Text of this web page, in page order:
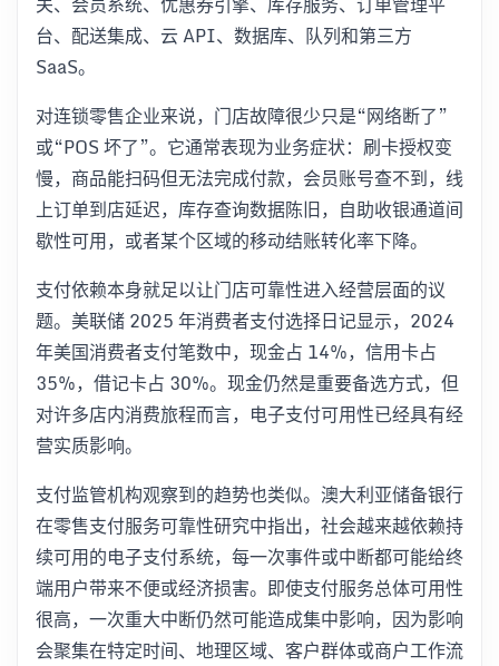
台、配送集成、云 API、数据库、队列和第三方
SaaS。
对连锁零售企业来说，门店故障很少只是“网络断了”
或“POS 坏了”。它通常表现为业务症状：刷卡授权变
慢，商品能扫码但无法完成付款，会员账号查不到，线
上订单到店延迟，库存查询数据陈旧，自助收银通道间
歇性可用，或者某个区域的移动结账转化率下降。
支付依赖本身就足以让门店可靠性进入经营层面的议
题。美联储 2025 年消费者支付选择日记显示，2024
年美国消费者支付笔数中，现金占 14%，信用卡占
35%，借记卡占 30%。现金仍然是重要备选方式，但
对许多店内消费旅程而言，电子支付可用性已经具有经
营实质影响。
支付监管机构观察到的趋势也类似。澳大利亚储备银行
在零售支付服务可靠性研究中指出，社会越来越依赖持
续可用的电子支付系统，每一次事件或中断都可能给终
端用户带来不便或经济损害。即使支付服务总体可用性
很高，一次重大中断仍然可能造成集中影响，因为影响
会聚集在特定时间、地理区域、客户群体或商户工作流